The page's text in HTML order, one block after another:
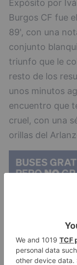
Expósito por
Burgos CF fue
89', con una
conjunto
triunfo que le
resto de los
unos minutos
encuentro que
cruel, con una
orillas del